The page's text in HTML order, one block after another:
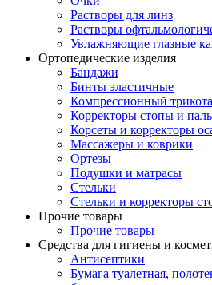
Растворы для линз
Растворы
Увлажняющие глазные
Ортопедические изделия
Бандажи
Бинты эластичные
Компрессионный
Корректоры стопы и
Корсеты и корректоры
Массажеры и коврики
Ортезы
Подушки и матрасы
Стельки
Стельки и корректоры
Прочие товары
Прочие товары
Средства для гигиены и
Антисептики
Бумага туалетная,